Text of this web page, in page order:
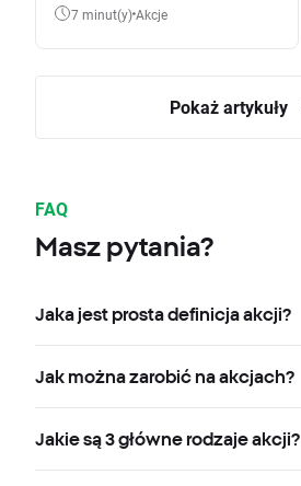
7 minut(y) Akcje
Pokaż artykuły
FAQ
Masz pytania?
Jaka jest prosta definicja akcji?
Jak można zarobić na akcjach?
Jakie są 3 główne rodzaje akcji?